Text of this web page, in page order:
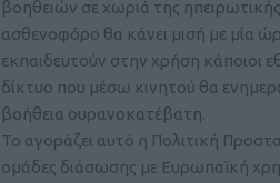
βοηθειών σε χωριά της
ασθενοφόρο θα κάνει μισή με μία
εκπαιδευτούν στην χρήση κάποιοι
δίκτυο που μέσω κινητού θα
βοήθεια ουρανοκατέβατη.
Το αγοράζει αυτό η Πολιτική
ομάδες διάσωσης με Ευρωπαϊκή